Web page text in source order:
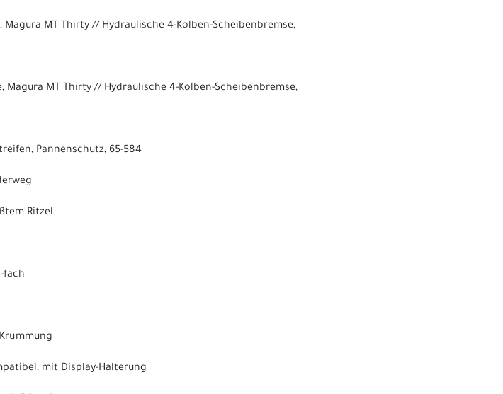
MT Thirty // Hydraulische 4-Kolben-Scheibenbremse,
MT Thirty // Hydraulische 4-Kolben-Scheibenbremse,
Pannenschutz, 65-584
Ritzel
fach
mit Display-Halterung